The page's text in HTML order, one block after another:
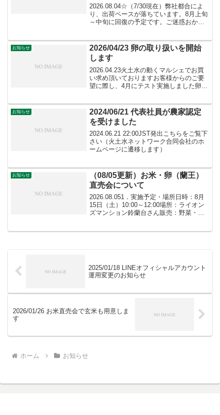
2026.08.04☆（7/30現在）弊社都合によ
り、出荷ペースが落ちています。8月上旬
～中旬に回復の予定です。ご迷惑おかけ
細はこちら
お知らせ
2026/04/23 卵の取り扱いを開始
します
2026.04.23火土水の動くマルシェでお買
い求め頂いておりますお客様からのご要
望に際し、4月にテスト実施しました卵の
不可であること、暑い時期における卵の
品質管理上...
お知らせ
2024/06/21 代表社員が農家認定
を受けました
2024.06.21 22:00JST発出こちらをご覧下
さい（火土水ネットワーク合同会社のホ
ームページに遷移します）
お知らせ
（08/05更新）お米・卵（蘭王）
直売会について
2026.08.051．実施予定・場所日時：8月
15日（土）10:00～12:00場所：ライオン
ズマンション鈴蘭台さん販売：野菜・果
2025/01/18 LINEオフィシャルアカウント
運用変更のお知らせ
2026/01/26 お米直売会で玄米も用意しま
す
ホーム お知らせ